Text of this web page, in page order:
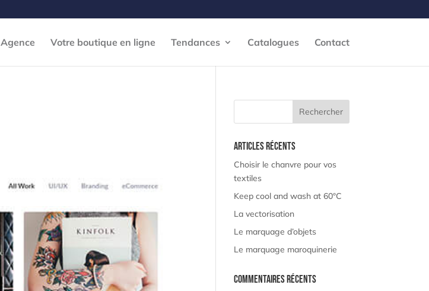
Agence Votre boutique en ligne Tendances Catalogues Contact
Articles récents
Choisir le chanvre pour vos
textiles
Keep cool and wash at 60°C
La vectorisation
Le marquage d’objets
Le marquage maroquinerie
Commentaires récents